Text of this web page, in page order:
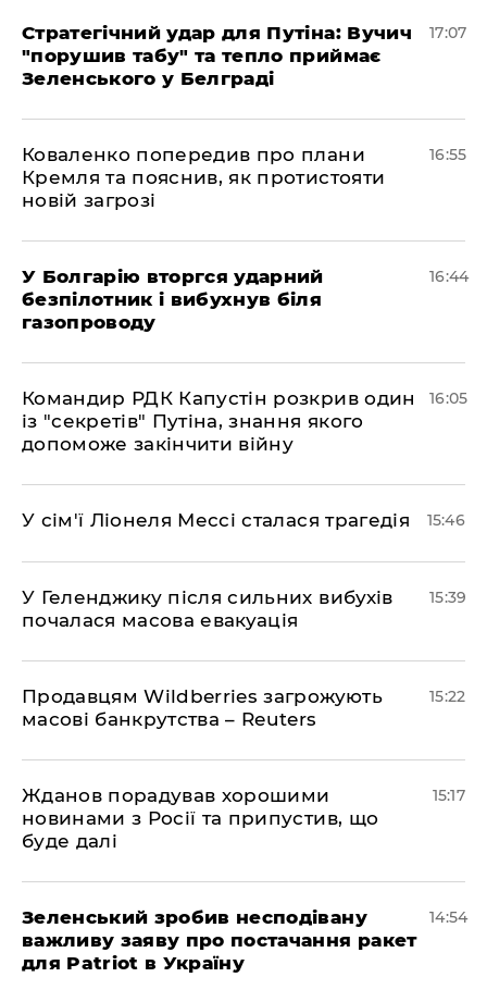
Стратегічний удар для Путіна: Вучич
"порушив табу" та тепло приймає
Зеленського у Белграді
17:07
Коваленко попередив про плани
Кремля та пояснив, як протистояти
новій загрозі
16:55
У Болгарію вторгся ударний
безпілотник і вибухнув біля
газопроводу
16:44
Командир РДК Капустін розкрив один
із "секретів" Путіна, знання якого
допоможе закінчити війну
16:05
У сім'ї Ліонеля Мессі сталася трагедія 15:46
У Геленджику після сильних вибухів
почалася масова евакуація
15:39
Продавцям Wildberries загрожують
масові банкрутства – Reuters
15:22
Жданов порадував хорошими
новинами з Росії та припустив, що
буде далі
15:17
Зеленський зробив несподівану
важливу заяву про постачання ракет
для Patriot в Україну
14:54